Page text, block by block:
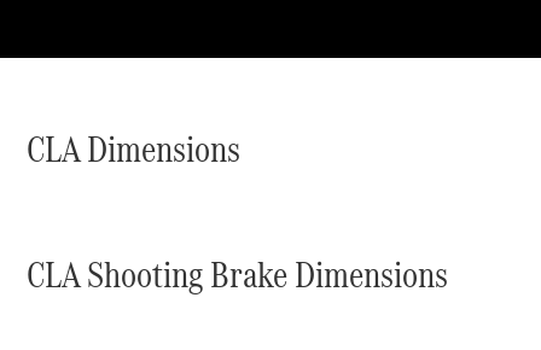
CLE Coupé
Mercedes-
AMG GT 4-
Door-Coupé
CLA Dimensions
CLA Shooting Brake Dimensions